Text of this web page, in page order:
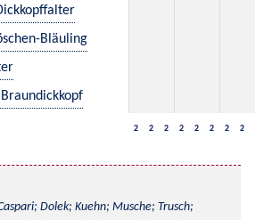
Bläuling
2 2 2 2 2 2 2 2
Dolek; Kuehn; Musche; Trusch;